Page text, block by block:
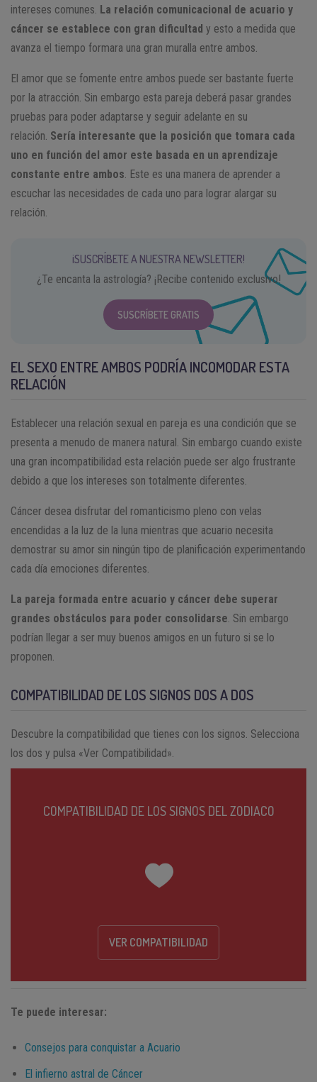
intereses comunes. La relación comunicacional de acuario y
cáncer se establece con gran dificultad y esto a medida que
avanza el tiempo formara una gran muralla entre ambos.
El amor que se fomente entre ambos puede ser bastante fuerte
por la atracción. Sin embargo esta pareja deberá pasar grandes
pruebas para poder adaptarse y seguir adelante en su
relación. Sería interesante que la posición que tomara cada
uno en función del amor este basada en un aprendizaje
constante entre ambos. Este es una manera de aprender a
escuchar las necesidades de cada uno para lograr alargar su
relación.
¡SUSCRÍBETE A NUESTRA NEWSLETTER!
¿Te encanta la astrología? ¡Recibe contenido exclusivo!
SUSCRÍBETE GRATIS
EL SEXO ENTRE AMBOS PODRÍA INCOMODAR ESTA
RELACIÓN
Establecer una relación sexual en pareja es una condición que se
presenta a menudo de manera natural. Sin embargo cuando existe
una gran incompatibilidad esta relación puede ser algo frustrante
debido a que los intereses son totalmente diferentes.
Cáncer desea disfrutar del romanticismo pleno con velas
encendidas a la luz de la luna mientras que acuario necesita
demostrar su amor sin ningún tipo de planificación experimentando
cada día emociones diferentes.
La pareja formada entre acuario y cáncer debe superar
grandes obstáculos para poder consolidarse. Sin embargo
podrían llegar a ser muy buenos amigos en un futuro si se lo
proponen.
COMPATIBILIDAD DE LOS SIGNOS DOS A DOS
Descubre la compatibilidad que tienes con los signos. Selecciona
los dos y pulsa «Ver Compatibilidad».
COMPATIBILIDAD DE LOS SIGNOS DEL ZODIACO
VER COMPATIBILIDAD
Te puede interesar:
Consejos para conquistar a Acuario
El infierno astral de Cáncer